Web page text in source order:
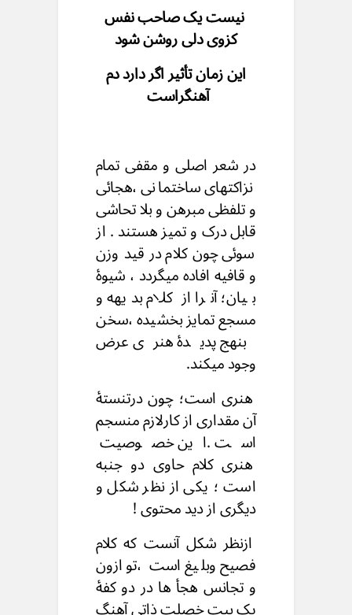
نیست یک صاحب نفس
کزوی دلی روشن شود
این زمان تأثیر اگر دارد دم
آهنگراست
در شعر اصلی و مقفی تمام
نزاکتهای ساختمانی ،هجائی
و تلفظی مبرهن و بلا تحاشی
قابل درک و تمیز هستند . از
سوئی چون کلام در قید وزن
و قافیه افاده میگردد ، شیوهٔ
بیان؛ آنرا از کلام بدیهه و
مسجع تمایز بخشیده ،سخن
بنهج پدیدهٔ هنری عرض
وجود میکند.
هنری است؛ چون درتنستهٔ
آن مقداری از کارلازم منسجم
است .این خصوصیت
هنری کلام حاوی دو جنبه
است ؛ یکی از نظر شکل و
دیگری از دید محتوی !
ازنظر شکل آنست که کلام
فصیح وبلیغ است ،توازون
و تجانس هجأ ها در دو کفهٔ